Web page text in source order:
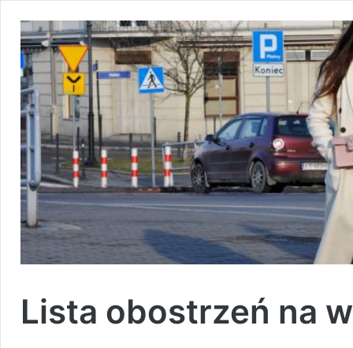
Lista obostrzeń na